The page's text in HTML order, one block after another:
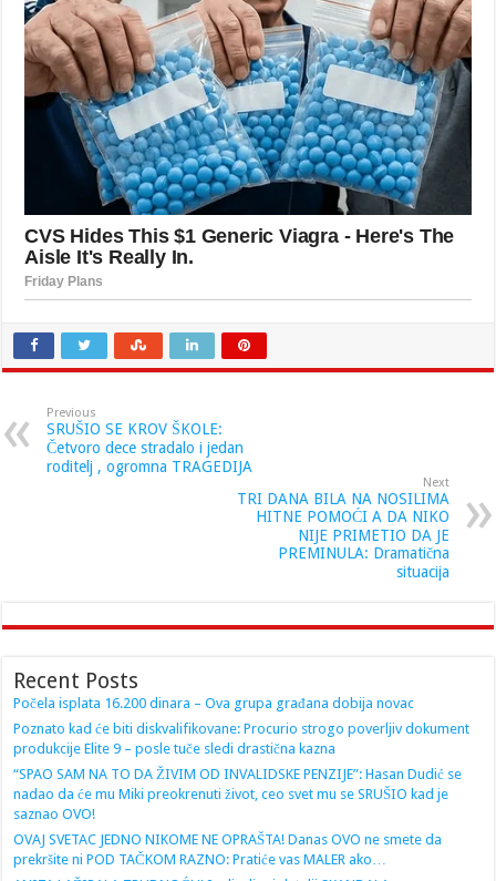
Previous
SRUŠIO SE KROV ŠKOLE:
Četvoro dece stradalo i jedan
roditelj , ogromna TRAGEDIJA
Next
TRI DANA BILA NA NOSILIMA
HITNE POMOĆI A DA NIKO
NIJE PRIMETIO DA JE
PREMINULA: Dramatična
situacija
Recent Posts
Počela isplata 16.200 dinara – Ova grupa građana dobija novac
Poznato kad će biti diskvalifikovane: Procurio strogo poverljiv dokument
produkcije Elite 9 – posle tuče sledi drastična kazna
“SPAO SAM NA TO DA ŽIVIM OD INVALIDSKE PENZIJE”: Hasan Dudić se
nadao da će mu Miki preokrenuti život, ceo svet mu se SRUŠIO kad je
saznao OVO!
OVAJ SVETAC JEDNO NIKOME NE OPRAŠTA! Danas OVO ne smete da
prekršite ni POD TAČKOM RAZNO: Pratiće vas MALER ako…